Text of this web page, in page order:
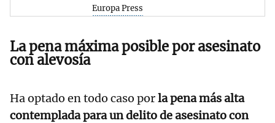
Europa Press
La pena máxima posible por asesinato
con alevosía
Ha optado en todo caso porla pena más alta
contemplada para un delito de asesinato con